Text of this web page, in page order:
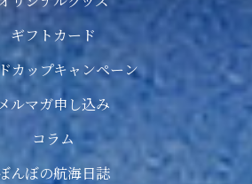
ギフトカード
カップキャンペーン
メルマガ申し込み
コラム
んぼの航海日誌